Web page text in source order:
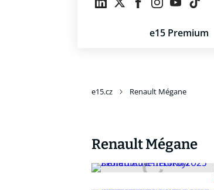
e15 Premium
e15.cz Renault Mégane
Renault Mégane